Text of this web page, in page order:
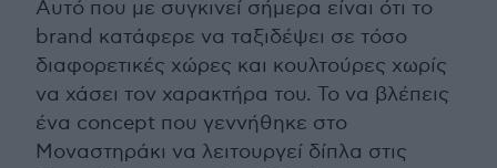
Αυτό που με συγκινεί σήμερα είναι ότι το
brand κατάφερε να ταξιδέψει σε τόσο
διαφορετικές χώρες και κουλτούρες χωρίς
να χάσει τον χαρακτήρα του. Το να βλέπεις
ένα concept που γεννήθηκε στο
Μοναστηράκι να λειτουργεί δίπλα στις